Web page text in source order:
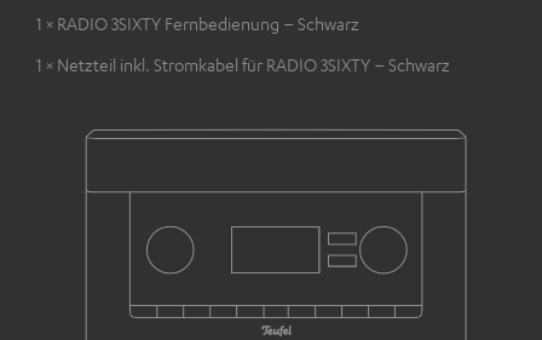
1 × RADIO 3SIXTY Fernbedienung – Schwarz
1 × Netzteil inkl. Stromkabel für RADIO 3SIXTY – Schwarz